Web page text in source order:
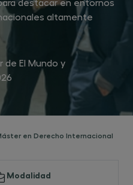
altamente
de El Mundo y
en Derecho Internacional
Modalidad